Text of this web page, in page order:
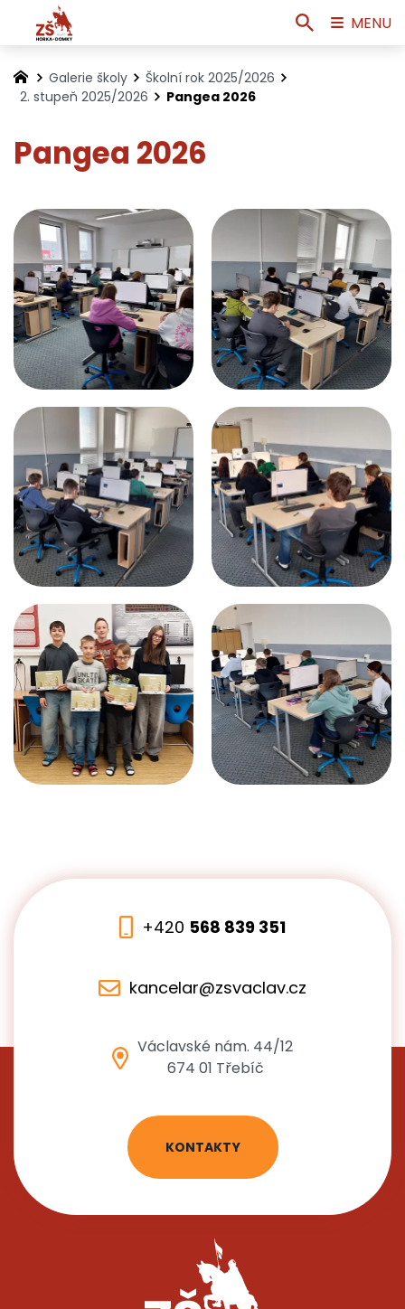
Galerie školy
Školní rok 2025/2026
2. stupeň 2025/2026
Pangea 2026
Pangea 2026
+420 568 839 351
kancelar@zsvaclav.cz
Václavské nám. 44/12
674 01 Třebíč
KONTAKTY
MENU